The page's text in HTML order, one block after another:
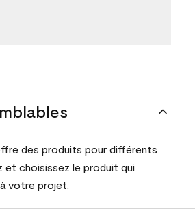
des produits pour différents
et choisissez le produit qui
votre projet.